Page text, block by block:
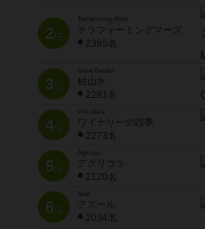
2位
Terraforming Mars
テラフォーミングマーズ
2395名
3位
Stone Garden
枯山水
2281名
4位
Viticulture
ワイナリーの四季
2273名
5位
Agricola
アグリコラ
2120名
6位
Azul
アズール
2034名